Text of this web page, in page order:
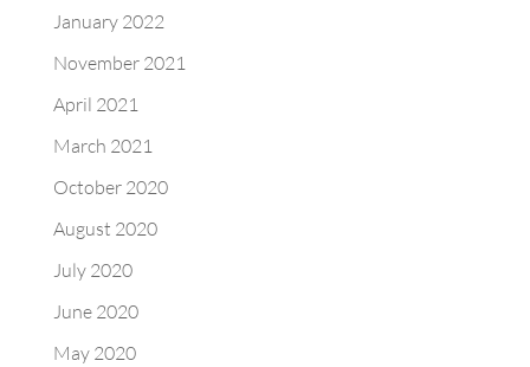
January 2022
November 2021
April 2021
March 2021
October 2020
August 2020
July 2020
June 2020
May 2020